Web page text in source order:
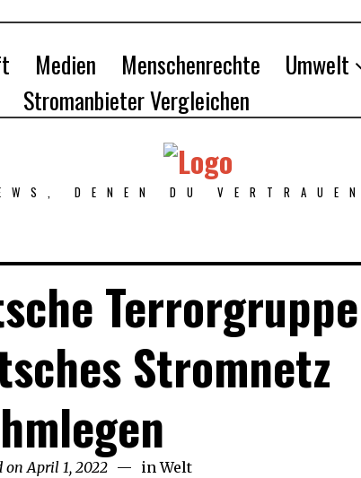
Medien Menschenrechte Umwelt
Stromanbieter Vergleichen
DENEN DU
Terrorgruppe
Stromnetz
on April 1, 2022 April in Welt